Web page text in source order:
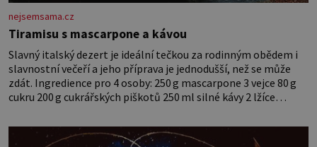
nejsemsama.cz
Tiramisu s mascarpone a kávou
Slavný italský dezert je ideální tečkou za rodinným obědem i
slavnostní večeří a jeho příprava je jednodušší, než se může
zdát. Ingredience pro 4 osoby: 250 g mascarpone 3 vejce 80 g
cukru 200 g cukrářských piškotů 250 ml silné kávy 2 lžíce
Žloutky vyšlehejte s cukrem do světlé pěny a postupně do nich
vmíchejte mascarpone, aby vznikl hladký